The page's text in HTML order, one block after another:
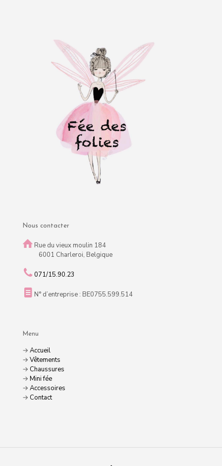
Nous contacter
Rue du vieux moulin 184
6001 Charleroi, Belgique
071/15.90.23
N° d’entreprise : BE0755.599.514
Menu
→ Accueil
→ Vêtements
→ Chaussures
→ Mini fée
→ Accessoires
→ Contact